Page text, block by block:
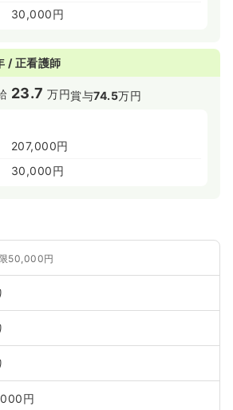
30,000円
/ 正看護師
23.7 万円賞与74.5万円
207,000円
30,000円
50,000円
円